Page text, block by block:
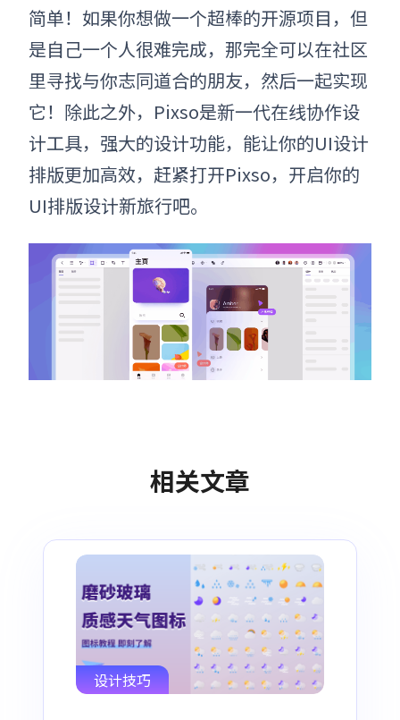
简单！如果你想做一个超棒的开源项目，但
是自己一个人很难完成，那完全可以在社区
里寻找与你志同道合的朋友，然后一起实现
它！ 除此之外，Pixso是新一代在线协作设
计工具，强大的设计功能，能让你的UI设计
排版更加高效，赶紧打开Pixso，开启你的
UI排版设计新旅行吧。
相关文章
设计技巧